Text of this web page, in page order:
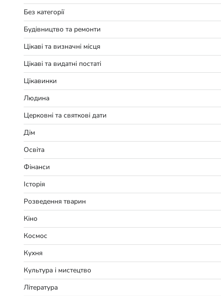
Без категорії
Будівництво та ремонти
Цікаві та визначні місця
Цікаві та видатні постаті
Цікавинки
Людина
Церковні та святкові дати
Дім
Освіта
Фінанси
Історія
Розведення тварин
Кіно
Космос
Кухня
Культура і мистецтво
Література